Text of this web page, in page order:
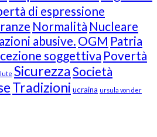
di espressione
Normalità Nucleare
abusive. OGM Patria
soggettiva Povertà
SicurezzaSocietà
Tradizioni ucraina ursula von der